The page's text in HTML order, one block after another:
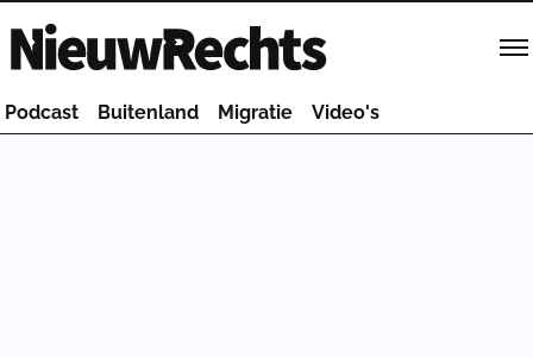
Homepage van NieuwRechts
Podcast Buitenland Migratie Video's